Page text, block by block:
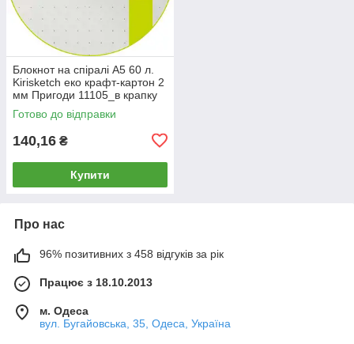
Блокнот на спіралі А5 60 л.
Kirisketch еко крафт-картон 2
мм Пригоди 11105_в крапку
Готово до відправки
140,16 ₴
Купити
Про нас
96% позитивних з 458 відгуків за рік
Працює з 18.10.2013
м. Одеса
вул. Бугайовська, 35, Одеса, Україна